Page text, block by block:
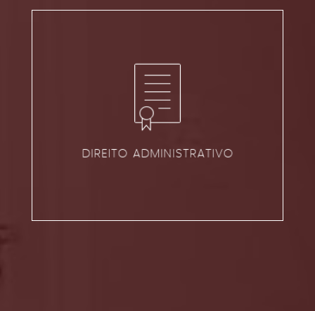
DIREITO ADMINISTRATIVO
DIREITO ADMINISTRATIVO
VER ÁREA